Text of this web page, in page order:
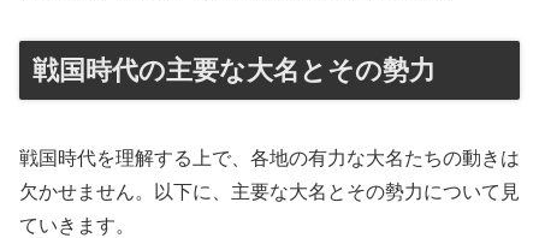
戦国時代の主要な大名とその勢力
戦国時代を理解する上で、各地の有力な大名たちの動きは
欠かせません。以下に、主要な大名とその勢力について見
ていきます。